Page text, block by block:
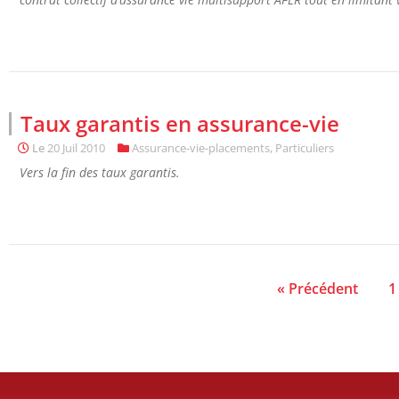
Taux garantis en assurance-vie
Le20 Juil 2010 Assurance-vie-placements, Particuliers
Vers la fin des taux garantis.
« Précédent 1